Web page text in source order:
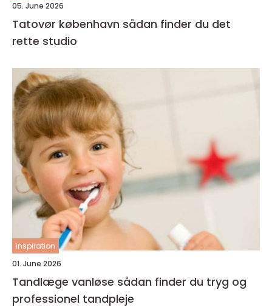
05. June 2026
Tatovør københavn sådan finder du det
rette studio
inspiration
01. June 2026
Tandlæge vanløse sådan finder du tryg og
professionel tandpleje